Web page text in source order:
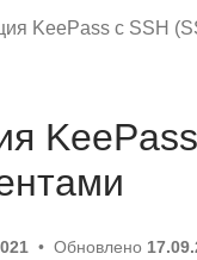
KeePass с SSH
Обновлено